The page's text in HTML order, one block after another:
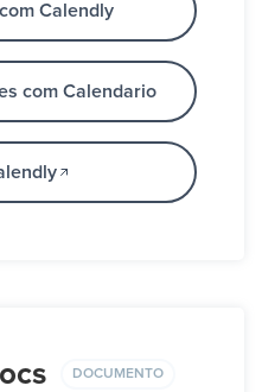
Calendly
com Calendario
DOCUMENTO